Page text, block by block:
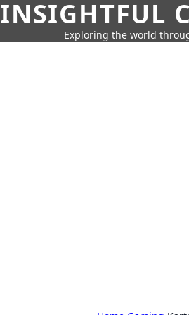
INSIGHTFUL
Exploring the world